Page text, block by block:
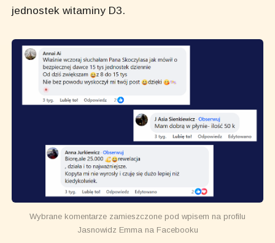
jednostek witaminy D3.
Wybrane komentarze zamieszczone pod wpisem na profilu
Jasnowidz Emma na Facebooku